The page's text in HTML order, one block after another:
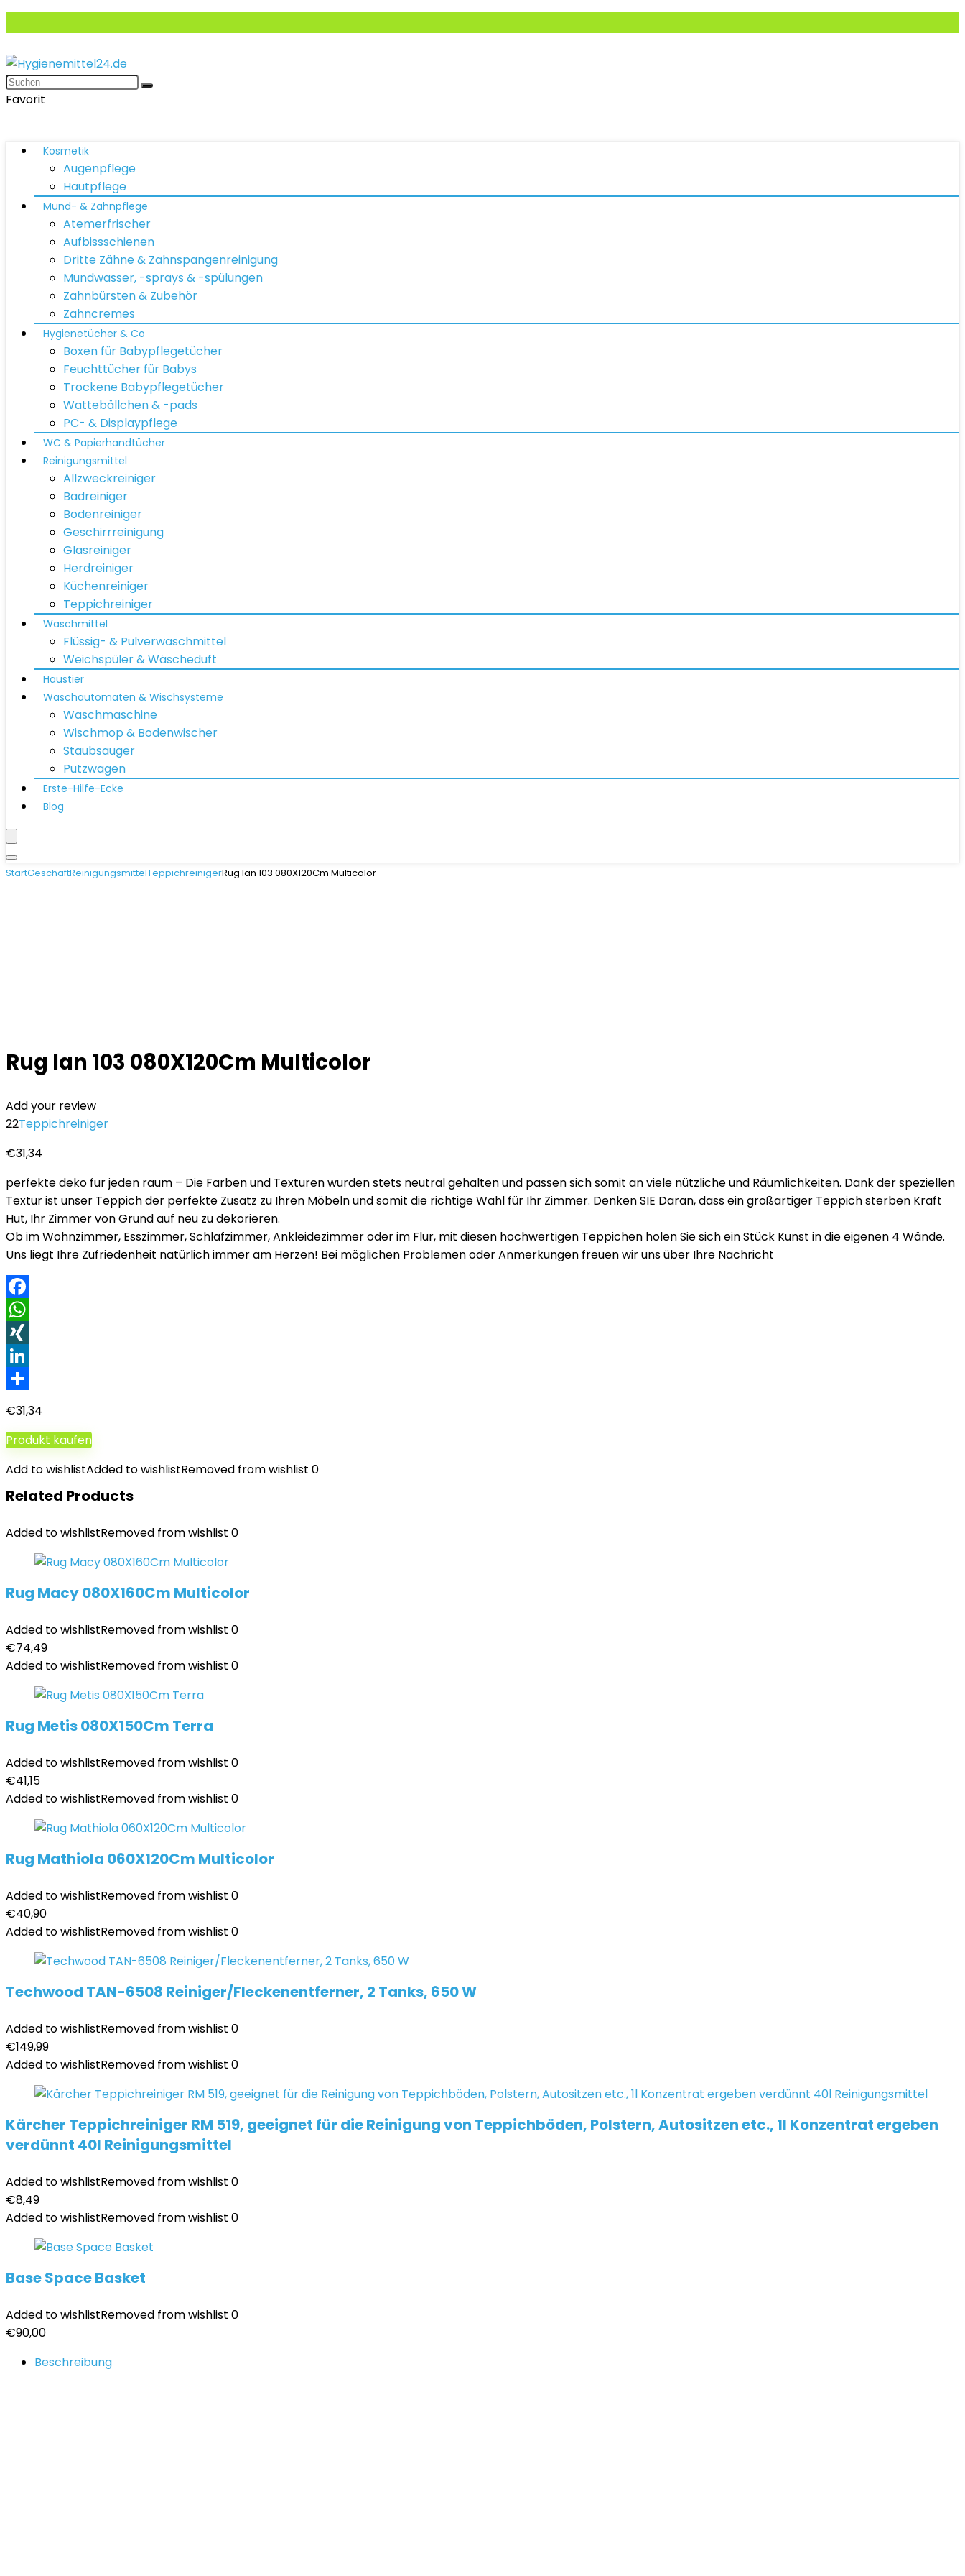
Favorit
Kosmetik
Augenpflege
Hautpflege
Mund- & Zahnpflege
Atemerfrischer
Aufbissschienen
Dritte Zähne & Zahnspangenreinigung
Mundwasser, -sprays & -spülungen
Zahnbürsten & Zubehör
Zahncremes
Hygienetücher & Co
Boxen für Babypflegetücher
Feuchttücher für Babys
Trockene Babypflegetücher
Wattebällchen & -pads
PC- & Displaypflege
WC & Papierhandtücher
Reinigungsmittel
Allzweckreiniger
Badreiniger
Bodenreiniger
Geschirrreinigung
Glasreiniger
Herdreiniger
Küchenreiniger
Teppichreiniger
Waschmittel
Flüssig- & Pulverwaschmittel
Weichspüler & Wäscheduft
Haustier
Waschautomaten & Wischsysteme
Waschmaschine
Wischmop & Bodenwischer
Staubsauger
Putzwagen
Erste-Hilfe-Ecke
Blog
StartGeschäftReinigungsmittelTeppichreinigerRug Ian 103 080X120Cm Multicolor
Rug Ian 103 080X120Cm Multicolor
Add your review
22Teppichreiniger
€31,34
perfekte deko fur jeden raum – Die Farben und Texturen wurden stets neutral gehalten und passen sich somit an viele nützliche und Räumlichkeiten. Dank der speziellen
Textur ist unser Teppich der perfekte Zusatz zu Ihren Möbeln und somit die richtige Wahl für Ihr Zimmer. Denken SIE Daran, dass ein großartiger Teppich sterben Kraft
Hut, Ihr Zimmer von Grund auf neu zu dekorieren.
Ob im Wohnzimmer, Esszimmer, Schlafzimmer, Ankleidezimmer oder im Flur, mit diesen hochwertigen Teppichen holen Sie sich ein Stück Kunst in die eigenen 4 Wände.
Uns liegt Ihre Zufriedenheit natürlich immer am Herzen! Bei möglichen Problemen oder Anmerkungen freuen wir uns über Ihre Nachricht
Facebook
WhatsApp
XING
LinkedIn
€31,34
Produkt kaufen
Add to wishlistAdded to wishlistRemoved from wishlist 0
Related Products
Added to wishlistRemoved from wishlist 0
Rug Macy 080X160Cm Multicolor
Added to wishlistRemoved from wishlist 0
€74,49
Added to wishlistRemoved from wishlist 0
Rug Metis 080X150Cm Terra
Added to wishlistRemoved from wishlist 0
€41,15
Added to wishlistRemoved from wishlist 0
Rug Mathiola 060X120Cm Multicolor
Added to wishlistRemoved from wishlist 0
€40,90
Added to wishlistRemoved from wishlist 0
Techwood TAN-6508 Reiniger/Fleckenentferner, 2 Tanks, 650 W
Added to wishlistRemoved from wishlist 0
€149,99
Added to wishlistRemoved from wishlist 0
Kärcher Teppichreiniger RM 519, geeignet für die Reinigung von Teppichböden, Polstern, Autositzen etc., 1l Konzentrat ergeben
verdünnt 40l Reinigungsmittel
Added to wishlistRemoved from wishlist 0
€8,49
Added to wishlistRemoved from wishlist 0
Base Space Basket
Added to wishlistRemoved from wishlist 0
€90,00
Beschreibung